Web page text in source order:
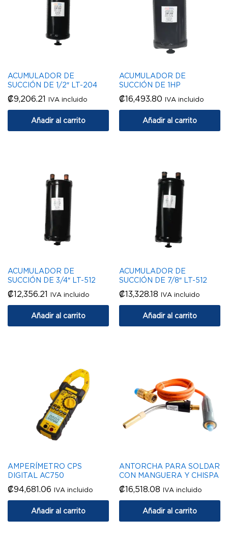
ACUMULADOR DE
SUCCIÓN DE 1/2″ LT-204
₡9,206.21 IVA incluido
Añadir al carrito
ACUMULADOR DE
SUCCIÓN DE 1HP
₡16,493.80 IVA incluido
Añadir al carrito
ACUMULADOR DE
SUCCIÓN DE 3/4″ LT-512
₡12,356.21 IVA incluido
Añadir al carrito
ACUMULADOR DE
SUCCIÓN DE 7/8″ LT-512
₡13,328.18 IVA incluido
Añadir al carrito
AMPERÍMETRO CPS
DIGITAL AC750
₡94,681.06 IVA incluido
Añadir al carrito
ANTORCHA PARA SOLDAR
CON MANGUERA Y CHISPA
₡16,518.08 IVA incluido
Añadir al carrito